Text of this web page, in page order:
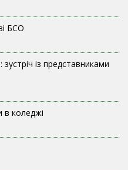
БСО
із представниками
в коледжі